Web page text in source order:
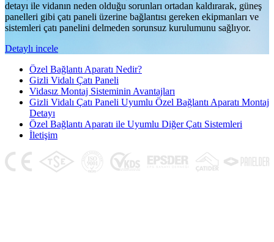
detayı ile vidanın neden olduğu sorunları ortadan kaldırarak, güneş
panelleri gibi çatı paneli üzerine bağlantısı gereken ekipmanları ve
sistemleri çatı panelini delmeden sorunsuz kurulumunu sağlıyor.
Detaylı incele
Özel Bağlantı Aparatı Nedir?
Gizli Vidalı Çatı Paneli
Vidasız Montaj Sisteminin Avantajları
Gizli Vidalı Çatı Paneli Uyumlu Özel Bağlantı Aparatı Montaj
Detayı
Özel Bağlantı Aparatı ile Uyumlu Diğer Çatı Sistemleri
İletişim